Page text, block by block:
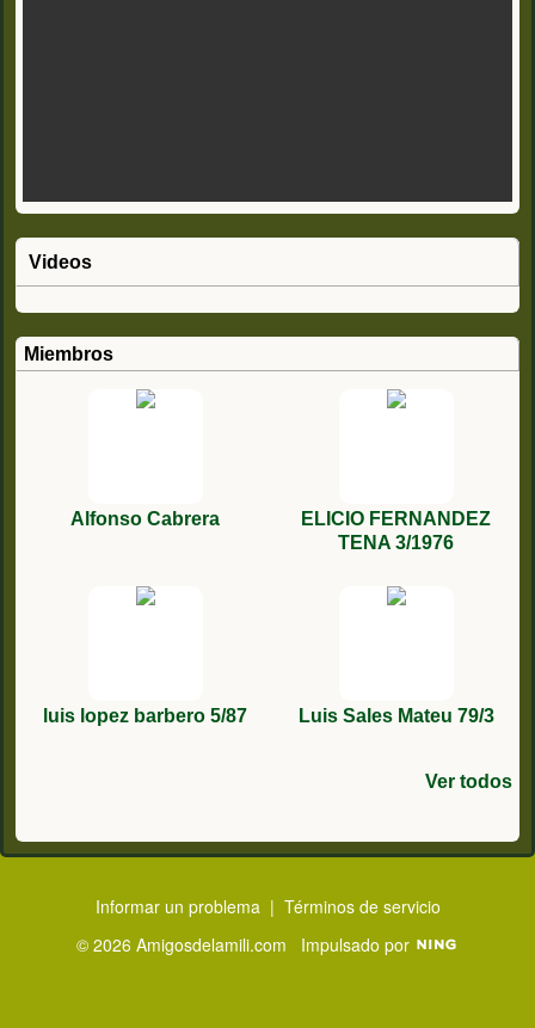
Videos
Miembros
Alfonso Cabrera
ELICIO FERNANDEZ
TENA 3/1976
luis lopez barbero 5/87 Luis Sales Mateu 79/3
gonzalez 74/4º
R/84
PASCUAL. Reemplazo de
1970, 4º llamamiento
PEREZ 2°86
Ver todos
Informar un problema | Términos de servicio
© 2026 Amigosdelamili.com Impulsado por